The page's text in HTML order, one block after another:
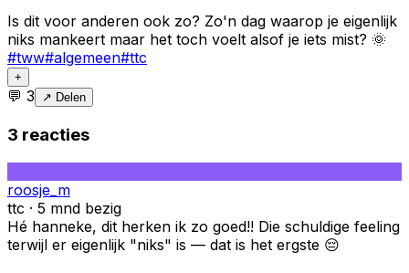
Is dit voor anderen ook zo? Zo'n dag waarop je eigenlijk
niks mankeert maar het toch voelt alsof je iets mist? 🌞
#tww#algemeen#ttc
+
💬 3 ↗ Delen
3 reacties
roosje_m
ttc · 5 mnd bezig
Hé hanneke, dit herken ik zo goed!! Die schuldige feeling
terwijl er eigenlijk "niks" is — dat is het ergste 😔